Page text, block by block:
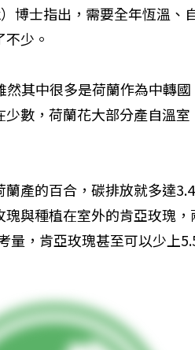
博士指出，需要全年恆溫、
少。
其中很多是荷蘭作為中轉
數，荷蘭花大部分產自溫
產的百合，碳排放就多達
與種植在室外的肯亞玫瑰
量，肯亞玫瑰甚至可以少上